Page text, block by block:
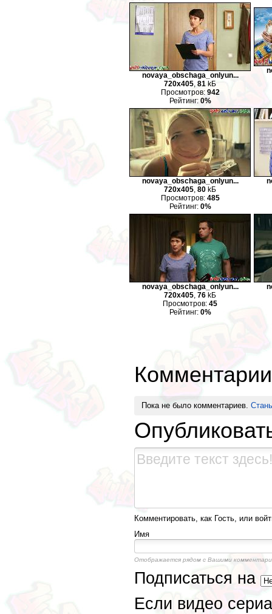
novaya_obschaga_onlyun...
720x405, 81 kБ
Просмотров: 942
Рейтинг: 0%
novaya_obschaga_onlyun...
720x405, 80 kБ
Просмотров: 485
Рейтинг: 0%
novaya_obschaga_onlyun...
720x405, 76 kБ
Просмотров: 45
Рейтинг: 0%
Комментарии
Пока не было комментариев.
Комментировать, как Гость, или
Имя
Отображается рядом с Вашими
Подписаться на
Если видео